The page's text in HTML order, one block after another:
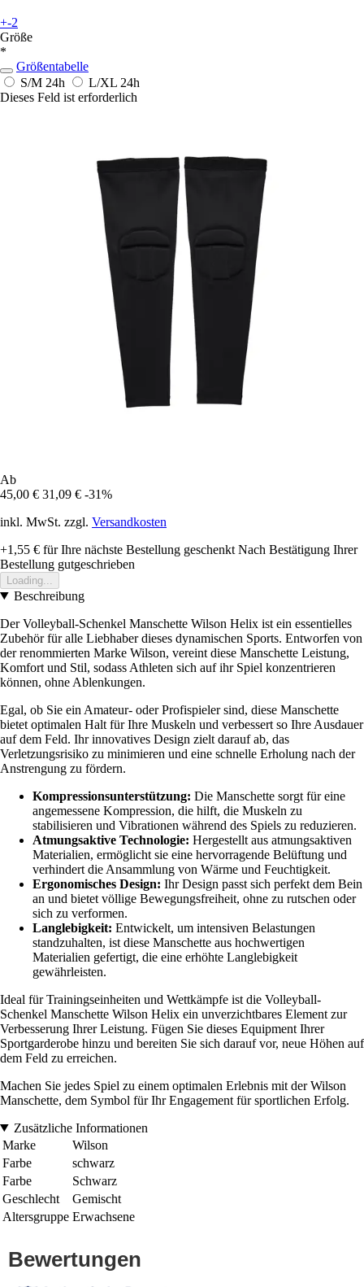
+-2
Größe
*
Größentabelle
S/M 24h L/XL 24h
Dieses Feld ist erforderlich
Ab
45,00 € 31,09 € -31%
inkl. MwSt. zzgl. Versandkosten
+1,55 € für Ihre nächste Bestellung geschenkt Nach Bestätigung Ihrer
Bestellung gutgeschrieben
Loading...
Beschreibung
Der Volleyball-Schenkel Manschette Wilson Helix ist ein essentielles
Zubehör für alle Liebhaber dieses dynamischen Sports. Entworfen von
der renommierten Marke Wilson, vereint diese Manschette Leistung,
Komfort und Stil, sodass Athleten sich auf ihr Spiel konzentrieren
können, ohne Ablenkungen.
Egal, ob Sie ein Amateur- oder Profispieler sind, diese Manschette
bietet optimalen Halt für Ihre Muskeln und verbessert so Ihre Ausdauer
auf dem Feld. Ihr innovatives Design zielt darauf ab, das
Verletzungsrisiko zu minimieren und eine schnelle Erholung nach der
Anstrengung zu fördern.
Kompressionsunterstützung: Die Manschette sorgt für eine
angemessene Kompression, die hilft, die Muskeln zu
stabilisieren und Vibrationen während des Spiels zu reduzieren.
Atmungsaktive Technologie: Hergestellt aus atmungsaktiven
Materialien, ermöglicht sie eine hervorragende Belüftung und
verhindert die Ansammlung von Wärme und Feuchtigkeit.
Ergonomisches Design: Ihr Design passt sich perfekt dem Bein
an und bietet völlige Bewegungsfreiheit, ohne zu rutschen oder
sich zu verformen.
Langlebigkeit: Entwickelt, um intensiven Belastungen
standzuhalten, ist diese Manschette aus hochwertigen
Materialien gefertigt, die eine erhöhte Langlebigkeit
gewährleisten.
Ideal für Trainingseinheiten und Wettkämpfe ist die Volleyball-
Schenkel Manschette Wilson Helix ein unverzichtbares Element zur
Verbesserung Ihrer Leistung. Fügen Sie dieses Equipment Ihrer
Sportgarderobe hinzu und bereiten Sie sich darauf vor, neue Höhen auf
dem Feld zu erreichen.
Machen Sie jedes Spiel zu einem optimalen Erlebnis mit der Wilson
Manschette, dem Symbol für Ihr Engagement für sportlichen Erfolg.
Zusätzliche Informationen
Marke
Wilson
Farbe
schwarz
Farbe
Schwarz
Geschlecht
Gemischt
Altersgruppe Erwachsene